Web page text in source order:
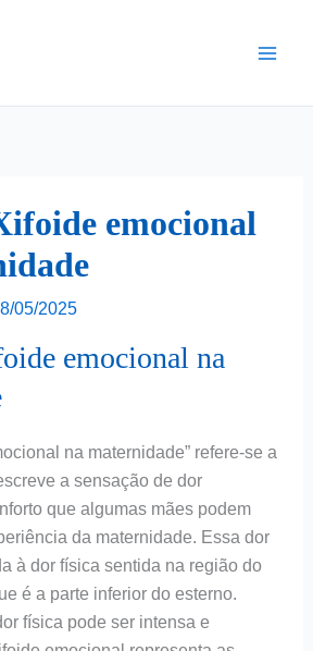
emocional
05/2025
emocional na
na maternidade” refere-se a
a sensação de dor
que algumas mães podem
da maternidade. Essa dor
à dor física sentida na região do
é a parte inferior do esterno.
física pode ser intensa e